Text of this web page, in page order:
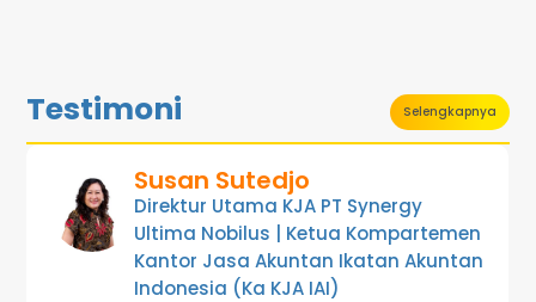
Testimoni Selengkapnya
Susan Sutedjo
Direktur Utama KJA PT Synergy
Ultima Nobilus | Ketua Kompartemen
Kantor Jasa Akuntan Ikatan Akuntan
Indonesia (Ka KJA IAI)